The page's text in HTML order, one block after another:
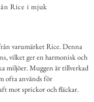
Rice i mjuk
varumärket Rice. Denna
vilket ger en harmonisk och
miljöer. Muggen är tillverkad
ofta används för
mot sprickor och fläckar.